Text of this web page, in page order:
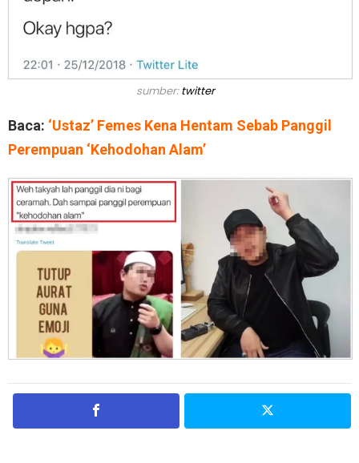
sumber:twitter
Baca: ‘Ustaz’ Femes Kena Hentam Sebab Panggil
Perempuan ‘Kehodohan Alam’